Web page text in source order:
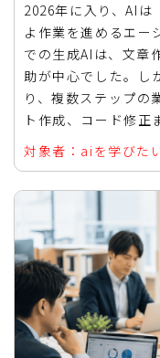
2026年に入り、AIは
よ作業を進めるエー
での生成AIは、文章
助が中心でした。し
り、複数ステップの
ト作成、コード修正
対象者：aiを学びた